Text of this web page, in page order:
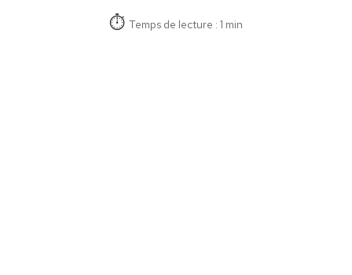
Temps de lecture : 1 min